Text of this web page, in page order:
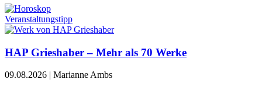
Veranstaltungstipp
HAP Grieshaber – Mehr als 70 Werke
09.08.2026 | Marianne Ambs